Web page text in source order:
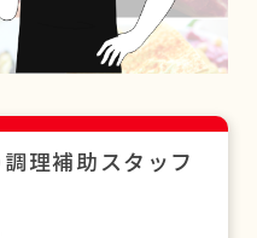
理補助スタッフ